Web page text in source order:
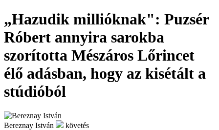
„Hazudik millióknak": Puzsér
Róbert annyira sarokba
szorította Mészáros Lőrincet
élő adásban, hogy az kisétált a
stúdióból
Bereznay István
követés